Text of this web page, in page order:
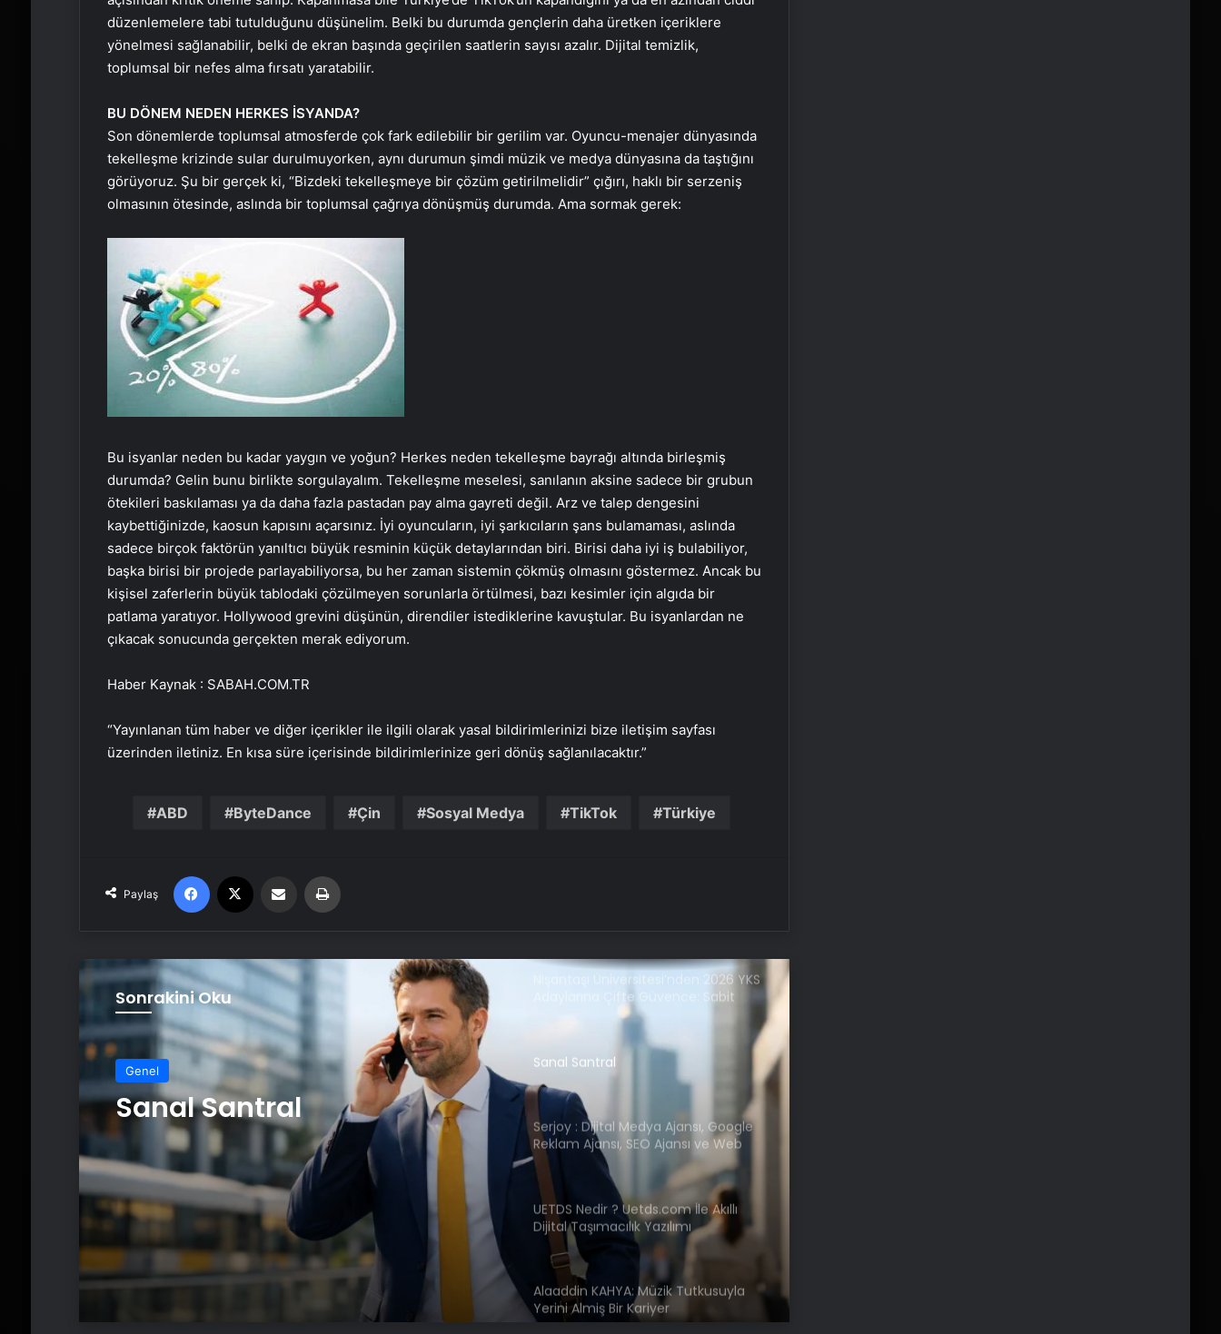
düzenlemelere tabi tutulduğunu düşünelim. Belki bu durumda gençlerin daha üretken içeriklere
yönelmesi sağlanabilir, belki de ekran başında geçirilen saatlerin sayısı azalır. Dijital temizlik,
toplumsal bir nefes alma fırsatı yaratabilir.
BU DÖNEM NEDEN HERKES İSYANDA?
Son dönemlerde toplumsal atmosferde çok fark edilebilir bir gerilim var. Oyuncu-menajer dünyasında
tekelleşme krizinde sular durulmuyorken, aynı durumun şimdi müzik ve medya dünyasına da taştığını
görüyoruz. Şu bir gerçek ki, “Bizdeki tekelleşmeye bir çözüm getirilmelidir” çığırı, haklı bir serzeniş
olmasının ötesinde, aslında bir toplumsal çağrıya dönüşmüş durumda. Ama sormak gerek:
Bu isyanlar neden bu kadar yaygın ve yoğun? Herkes neden tekelleşme bayrağı altında birleşmiş
durumda? Gelin bunu birlikte sorgulayalım. Tekelleşme meselesi, sanılanın aksine sadece bir grubun
ötekileri baskılaması ya da daha fazla pastadan pay alma gayreti değil. Arz ve talep dengesini
kaybettiğinizde, kaosun kapısını açarsınız. İyi oyuncuların, iyi şarkıcıların şans bulamaması, aslında
sadece birçok faktörün yanıltıcı büyük resminin küçük detaylarından biri. Birisi daha iyi iş bulabiliyor,
başka birisi bir projede parlayabiliyorsa, bu her zaman sistemin çökmüş olmasını göstermez. Ancak bu
kişisel zaferlerin büyük tablodaki çözülmeyen sorunlarla örtülmesi, bazı kesimler için algıda bir
patlama yaratıyor. Hollywood grevini düşünün, direndiler istediklerine kavuştular. Bu isyanlardan ne
çıkacak sonucunda gerçekten merak ediyorum.
Haber Kaynak : SABAH.COM.TR
“Yayınlanan tüm haber ve diğer içerikler ile ilgili olarak yasal bildirimlerinizi bize iletişim sayfası
üzerinden iletiniz. En kısa süre içerisinde bildirimlerinize geri dönüş sağlanılacaktır.”
ABD ByteDance Çin Sosyal Medya TikTok Türkiye
Paylaş
Facebook Email'den paylaş
Sonrakini Oku
Genel
Sanal Santral
Dijital Dünyada Yeni Nesil Başarı:
Kerim Kılınç ve Viral İçerik
Stratejilerinin Yükselişi
Keçiören Halı Yıkama Fiyatları ve
Nişantaşı Üniversitesi’nden 2026 YKS
Adaylarına Çifte Güvence: Sabit
Ücret ve Kesintisiz Burs
Sanal Santral
Serjoy : Dijital Medya Ajansı, Google
Reklam Ajansı, SEO Ajansı ve Web
Tasarım Ajansı
UETDS Nedir ? Uetds.com İle Akıllı
Dijital Taşımacılık Yazılımı
Alaaddin KAHYA: Müzik Tutkusuyla
Yerini Almiş Bir Kariyer